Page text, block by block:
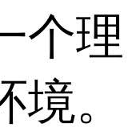
个理
。